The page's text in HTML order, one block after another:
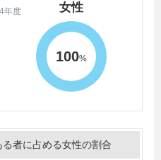
年度 女性
100%
者に占める女性の割合